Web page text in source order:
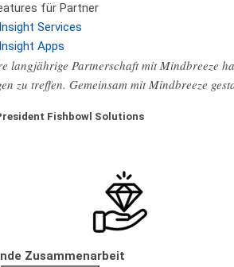
für Partner
Insight Services
Insight Apps
langjährige Partnerschaft mit Mindbreeze
zu treffen. Gemeinsam mit Mindbreeze
Fishbowl Solutions
Zusammenarbeit